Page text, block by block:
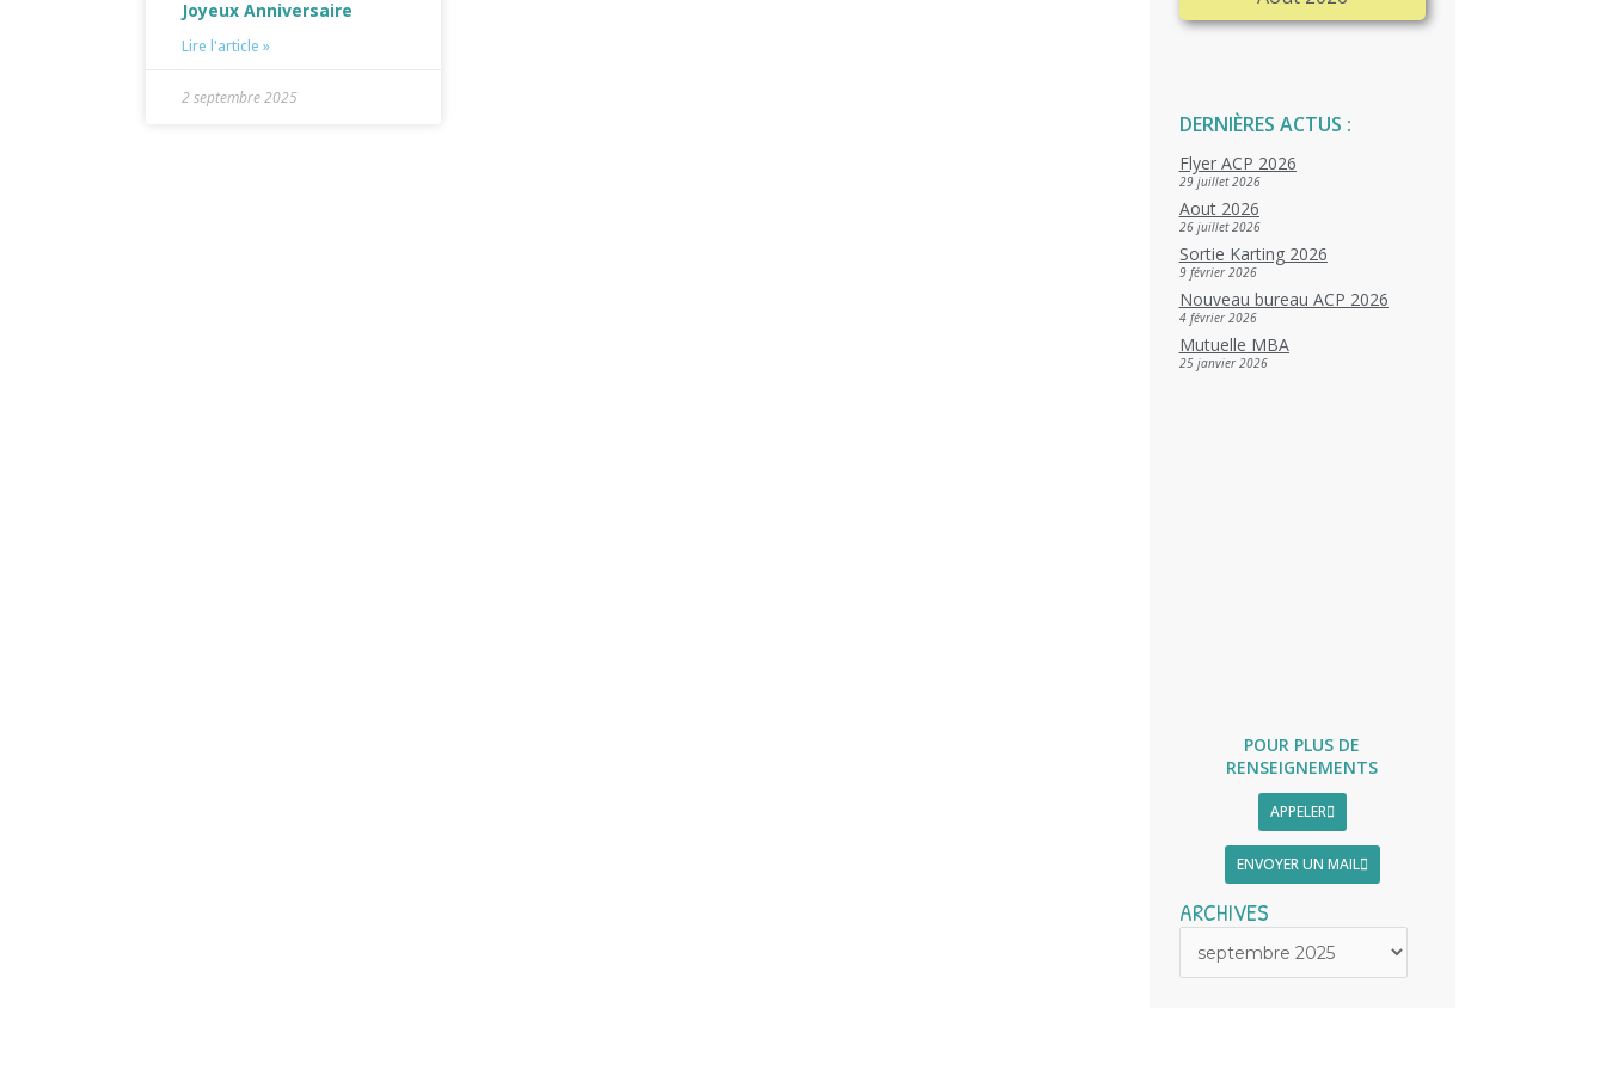
Joyeux Anniversaire
Lire l'article »
2 septembre 2025
DERNIÈRES ACTUS :
Flyer ACP 2026
29 juillet 2026
Aout 2026
26 juillet 2026
Sortie Karting 2026
9 février 2026
Nouveau bureau ACP 2026
4 février 2026
Mutuelle MBA
25 janvier 2026
POUR PLUS DE
RENSEIGNEMENTS
APPELER
ENVOYER UN MAIL
ARCHIVES
ARCHIVES